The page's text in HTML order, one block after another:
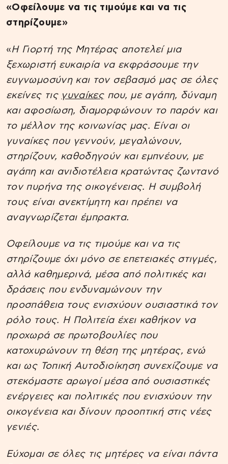
«Οφείλουμε να τις τιμούμε και να τις
στηρίζουμε»
«Η Γιορτή της Μητέρας αποτελεί μια
ξεχωριστή ευκαιρία να εκφράσουμε την
ευγνωμοσύνη και τον σεβασμό μας σε όλες
εκείνες τις γυναίκεςπου, με αγάπη, δύναμη
και αφοσίωση, διαμορφώνουν το παρόν και
το μέλλον της κοινωνίας μας. Είναι οι
γυναίκες που γεννούν, μεγαλώνουν,
στηρίζουν, καθοδηγούν και εμπνέουν, με
αγάπη και ανιδιοτέλεια κρατώντας ζωντανό
τον πυρήνα της οικογένειας. Η συμβολή
τους είναι ανεκτίμητη και πρέπει να
αναγνωρίζεται έμπρακτα.
Οφείλουμε να τις τιμούμε και να τις
στηρίζουμε όχι μόνο σε επετειακές στιγμές,
αλλά καθημερινά, μέσα από πολιτικές και
δράσεις που ενδυναμώνουν την
προσπάθεια τους ενισχύουν ουσιαστικά τον
ρόλο τους. Η Πολιτεία έχει καθήκον να
προχωρά σε πρωτοβουλίες που
κατοχυρώνουν τη θέση της μητέρας, ενώ
και ως Τοπική Αυτοδιοίκηση συνεχίζουμε να
στεκόμαστε αρωγοί μέσα από ουσιαστικές
ενέργειες και πολιτικές που ενισχύουν την
οικογένεια και δίνουν προοπτική στις νέες
γενιές.
Εύχομαι σε όλες τις μητέρες να είναι πάντα